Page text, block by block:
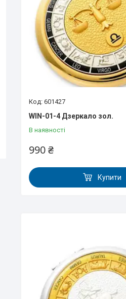
601427
WIN-01-4 Дзеркало зол.
В наявності
990 ₴
Купити